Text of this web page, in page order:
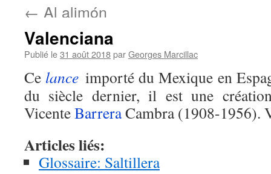
← Al alimón
Valenciana
Publié le31 août 2018parGeorges Marcillac
Ce lance importé du Mexique en
du siècle dernier, il est une
VicenteBarreraCambra (1908-1956).
Articles liés:
Glossaire: Saltillera